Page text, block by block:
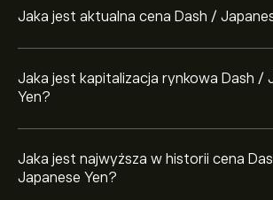
Jaka jest aktualna cena Dash /
Jaka jest kapitalizacja rynkowa Dash /
Yen?
Jaka jest najwyższa w historii cena
Japanese Yen?
Japanese Yen wahała się w przedziale
Aby kupić DASHJPY, odwiedź stronę
zdecyduj, ile Dash / Japanese Yen
również złożyć zlecenie kupna